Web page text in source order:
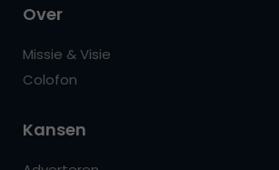
Over
Missie & Visie
Colofon
Kansen